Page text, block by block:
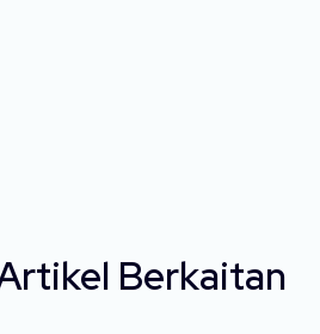
Berkaitan